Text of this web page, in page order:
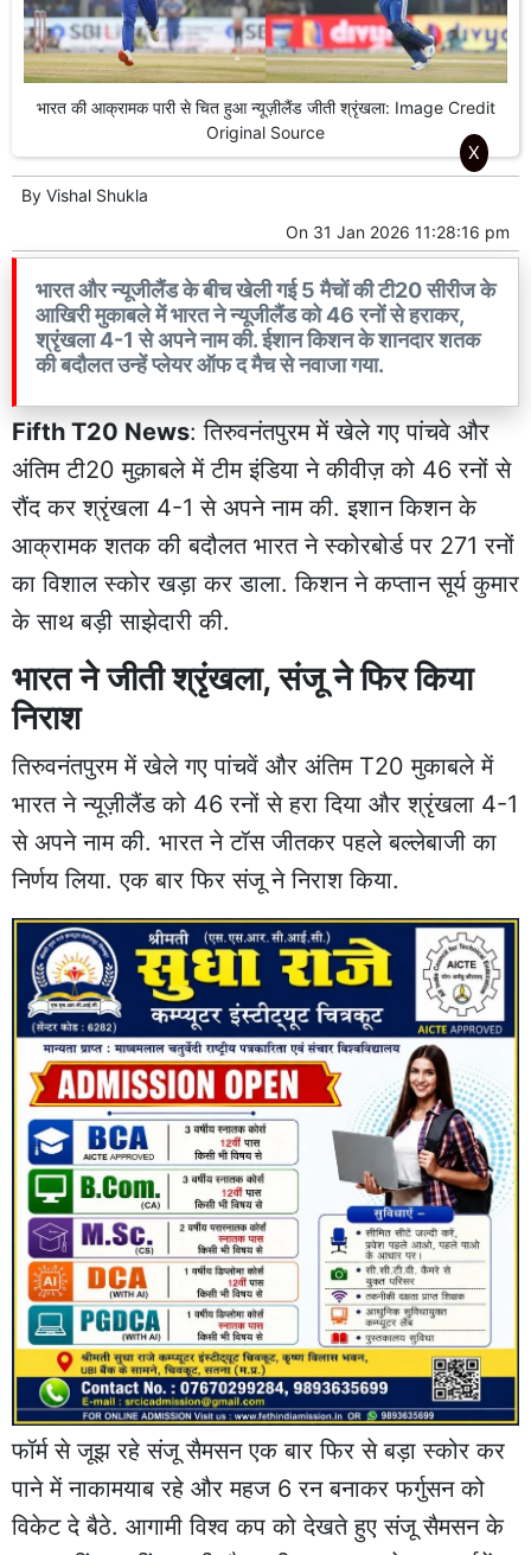
भारत की आक्रामक पारी से चित हुआ न्यूज़ीलैंड जीती श्रृंखला: Image Credit
Original Source
By Vishal Shukla
On 31 Jan 2026 11:28:16 pm
भारत और न्यूजीलैंड के बीच खेली गई 5 मैचों की टी20 सीरीज के
आखिरी मुकाबले में भारत ने न्यूजीलैंड को 46 रनों से हराकर,
श्रृंखला 4-1 से अपने नाम की. ईशान किशन के शानदार शतक
की बदौलत उन्हें प्लेयर ऑफ द मैच से नवाजा गया.
Fifth T20 News: तिरुवनंतपुरम में खेले गए पांचवे और
अंतिम टी20 मुक़ाबले में टीम इंडिया ने कीवीज़ को 46 रनों से
रौंद कर श्रृंखला 4-1 से अपने नाम की. इशान किशन के
आक्रामक शतक की बदौलत भारत ने स्कोरबोर्ड पर 271 रनों
का विशाल स्कोर खड़ा कर डाला. किशन ने कप्तान सूर्य कुमार
के साथ बड़ी साझेदारी की.
भारत ने जीती श्रृंखला, संजू ने फिर किया
निराश
तिरुवनंतपुरम में खेले गए पांचवें और अंतिम T20 मुकाबले में
भारत ने न्यूज़ीलैंड को 46 रनों से हरा दिया और श्रृंखला 4-1
से अपने नाम की. भारत ने टॉस जीतकर पहले बल्लेबाजी का
निर्णय लिया. एक बार फिर संजू ने निराश किया.
फॉर्म से जूझ रहे संजू सैमसन एक बार फिर से बड़ा स्कोर कर
पाने में नाकामयाब रहे और महज 6 रन बनाकर फर्गुसन को
विकेट दे बैठे. आगामी विश्व कप को देखते हुए संजू सैमसन के
X